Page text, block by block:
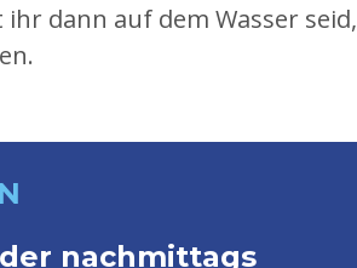
dann auf dem Wasser seid,
nachmittags